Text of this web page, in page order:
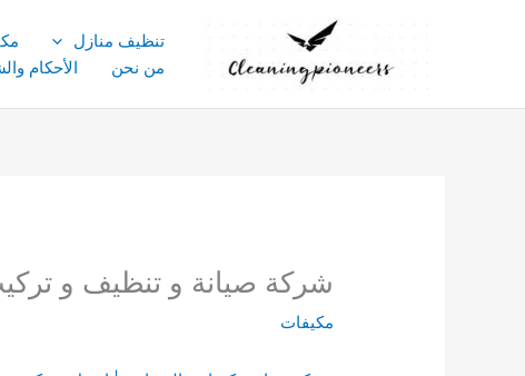
تنظيف منازل
من نحن
الأحكام
شركة صيانة و تنظيف و تركيب
مكيفات